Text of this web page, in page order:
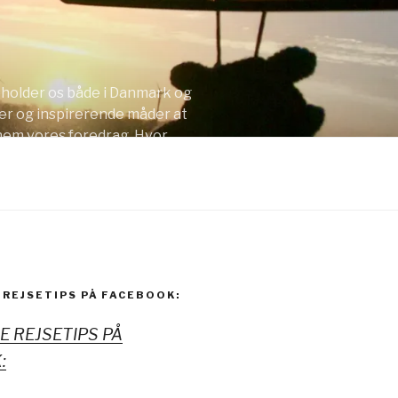
os både i Danmark og
og inspirerende måder at
vores foredrag. Hvor
PÅ FACEBOOK:
REJSETIPS PÅ